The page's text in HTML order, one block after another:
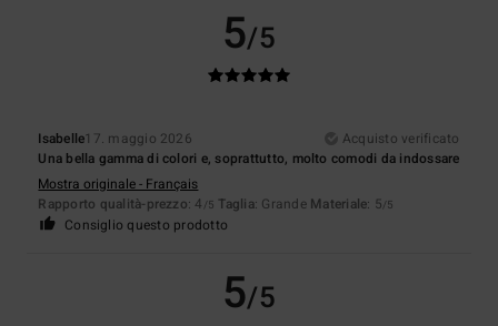
5/5
Isabelle17. maggio 2026
Acquisto verificato
Una bella gamma di colori e, soprattutto, molto comodi da indossare
Mostra originale - Français
Rapporto qualità-prezzo: 4 /5 Taglia: Grande Materiale: 5/5
Consiglio questo prodotto
5/5